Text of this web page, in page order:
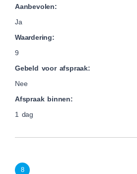
Aanbevolen:
Ja
Waardering:
9
Gebeld voor afspraak:
Nee
Afspraak binnen:
1 dag
8